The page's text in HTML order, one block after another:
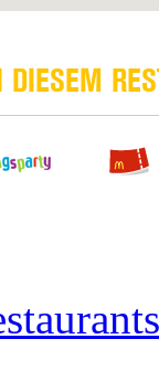
DIESEM